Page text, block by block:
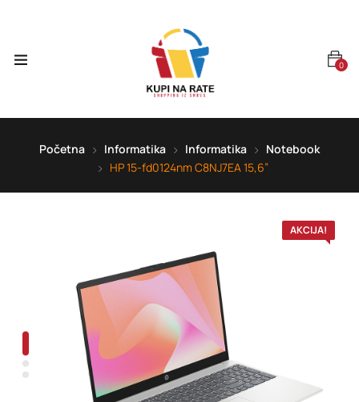
0
Početna Informatika Informatika
Notebook
HP 15-fd0124nm C8NJ7EA 15,6”
AKCIJA!